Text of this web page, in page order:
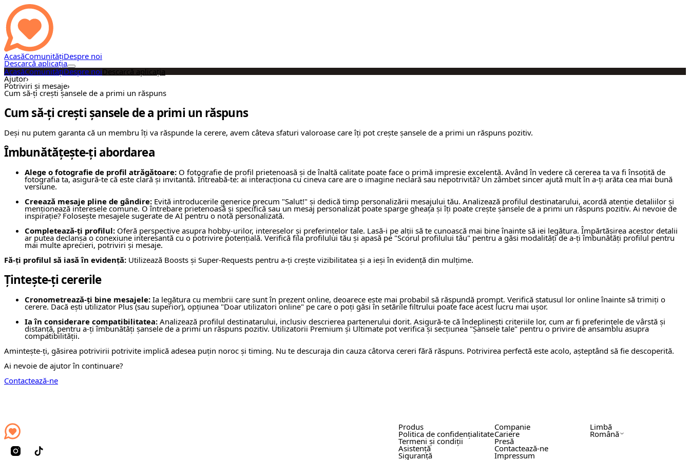
AcasăComunitățiDespre noi
Descarcă aplicația
AcasăComunitățiDespre noiDescarcă aplicația
Ajutor›
Potriviri și mesaje›
Cum să-ți crești șansele de a primi un răspuns
Cum să-ți crești șansele de a primi un răspuns
Deși nu putem garanta că un membru îți va răspunde la cerere, avem câteva sfaturi valoroase care îți pot crește șansele de a primi un răspuns pozitiv.
Îmbunătățește-ți abordarea
Alege o fotografie de profil atrăgătoare: O fotografie de profil prietenoasă și de înaltă calitate poate face o primă impresie excelentă. Având în vedere că cererea ta va fi însoțită de
fotografia ta, asigură-te că este clară și invitantă. Întreabă-te: ai interacționa cu cineva care are o imagine neclară sau nepotrivită? Un zâmbet sincer ajută mult în a-ți arăta cea mai bună
versiune.
Creează mesaje pline de gândire: Evită introducerile generice precum "Salut!" și dedică timp personalizării mesajului tău. Analizează profilul destinatarului, acordă atenție detaliilor și
menționează interesele comune. O întrebare prietenoasă și specifică sau un mesaj personalizat poate sparge gheața și îți poate crește șansele de a primi un răspuns pozitiv. Ai nevoie de
inspirație? Folosește mesajele sugerate de AI pentru o notă personalizată.
Completează-ți profilul: Oferă perspective asupra hobby-urilor, intereselor și preferințelor tale. Lasă-i pe alții să te cunoască mai bine înainte să iei legătura. Împărtășirea acestor detalii
ar putea declanșa o conexiune interesantă cu o potrivire potențială. Verifică fila profilului tău și apasă pe "Scorul profilului tău" pentru a găsi modalități de a-ți îmbunătăți profilul pentru
mai multe aprecieri, potriviri și mesaje.
Fă-ți profilul să iasă în evidență: Utilizează Boosts și Super-Requests pentru a-ți crește vizibilitatea și a ieși în evidență din mulțime.
Țintește-ți cererile
Cronometrează-ți bine mesajele: Ia legătura cu membrii care sunt în prezent online, deoarece este mai probabil să răspundă prompt. Verifică statusul lor online înainte să trimiți o
cerere. Dacă ești utilizator Plus (sau superior), opțiunea "Doar utilizatori online" pe care o poți găsi în setările filtrului poate face acest lucru mai ușor.
Ia în considerare compatibilitatea: Analizează profilul destinatarului, inclusiv descrierea partenerului dorit. Asigură-te că îndeplinești criteriile lor, cum ar fi preferințele de vârstă și
distanță, pentru a-ți îmbunătăți șansele de a primi un răspuns pozitiv. Utilizatorii Premium și Ultimate pot verifica și secțiunea "Șansele tale" pentru o privire de ansamblu asupra
compatibilității.
Amintește-ți, găsirea potrivirii potrivite implică adesea puțin noroc și timing. Nu te descuraja din cauza câtorva cereri fără răspuns. Potrivirea perfectă este acolo, așteptând să fie descoperită.
Ai nevoie de ajutor în continuare?
Contactează-ne
Produs
Politica de confidențialitate
Termeni și condiții
Asistență
Siguranță
Companie
Cariere
Presă
Contactează-ne
Impressum
Limbă
Română